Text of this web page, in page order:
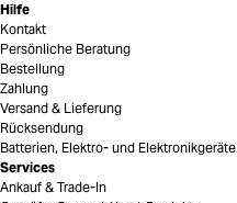
Hilfe
Kontakt
Persönliche Beratung
Bestellung
Zahlung
Versand & Lieferung
Rücksendung
Batterien, Elektro- und Elektronikgeräte
Services
Ankauf & Trade-In